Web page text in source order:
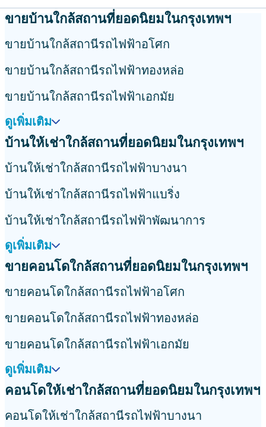
ขายบ้านใกล้สถานที่ยอดนิยมในกรุงเทพฯ
ขายบ้านใกล้สถานีรถไฟฟ้าอโศก
ขายบ้านใกล้สถานีรถไฟฟ้าทองหล่อ
ขายบ้านใกล้สถานีรถไฟฟ้าเอกมัย
ดูเพิ่มเติม
บ้านให้เช่าใกล้สถานที่ยอดนิยมในกรุงเทพฯ
บ้านให้เช่าใกล้สถานีรถไฟฟ้าบางนา
บ้านให้เช่าใกล้สถานีรถไฟฟ้าแบริ่ง
บ้านให้เช่าใกล้สถานีรถไฟฟ้าพัฒนาการ
ดูเพิ่มเติม
ขายคอนโดใกล้สถานที่ยอดนิยมในกรุงเทพฯ
ขายคอนโดใกล้สถานีรถไฟฟ้าอโศก
ขายคอนโดใกล้สถานีรถไฟฟ้าทองหล่อ
ขายคอนโดใกล้สถานีรถไฟฟ้าเอกมัย
ดูเพิ่มเติม
คอนโดให้เช่าใกล้สถานที่ยอดนิยมในกรุงเทพฯ
คอนโดให้เช่าใกล้สถานีรถไฟฟ้าบางนา